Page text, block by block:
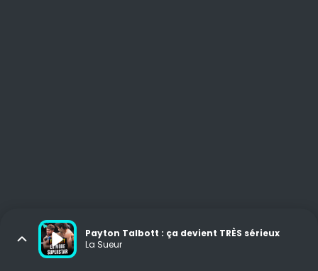
Payton Talbott : ça devient TRÈS sérieux
La Sueur